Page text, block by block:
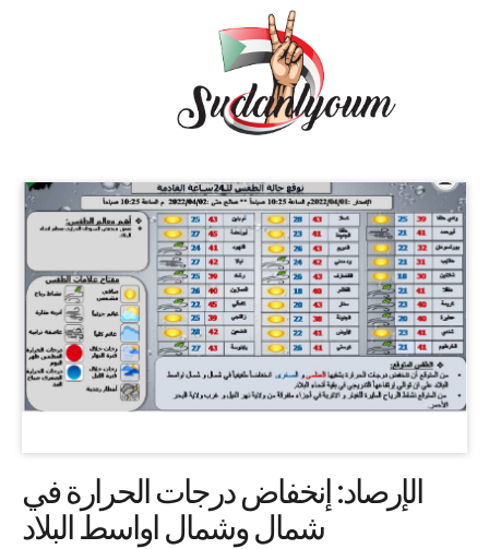
الإرصاد: إنخفاض درجات الحرارة في
شمال وشمال اواسط البلاد